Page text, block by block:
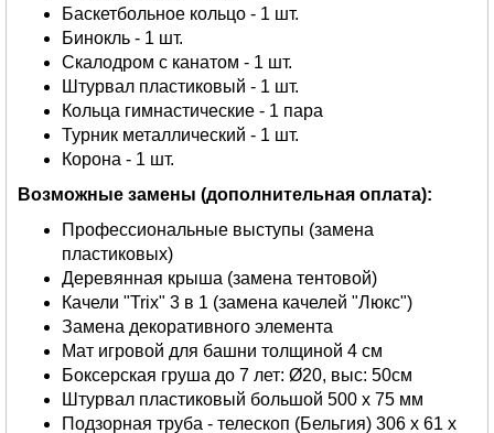
Баскетбольное кольцо - 1 шт.
Бинокль - 1 шт.
Скалодром с канатом - 1 шт.
Штурвал пластиковый - 1 шт.
Кольца гимнастические - 1 пара
Турник металлический - 1 шт.
Корона - 1 шт.
Возможные замены (дополнительная оплата):
Профессиональные выступы (замена
пластиковых)
Деревянная крыша (замена тентовой)
Качели "Trix" 3 в 1 (замена качелей "Люкс")
Замена декоративного элемента
Мат игровой для башни толщиной 4 см
Боксерская груша до 7 лет: Ø20, выс: 50см
Штурвал пластиковый большой 500 х 75 мм
Подзорная труба - телескоп (Бельгия) 306 х 61 х